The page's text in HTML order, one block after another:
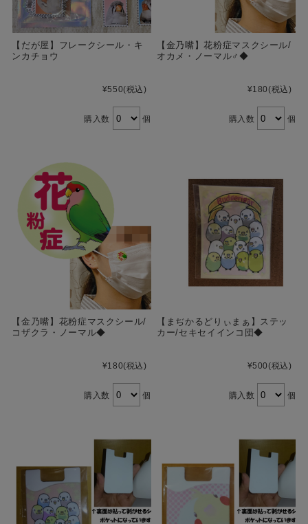
【だが屋】フレークシール・キ
ンカチョウ
¥550(税込)
購入数 個
【金乃嘴】花粉症マスクシール/
オカメ・ノーマル♂◆
¥180(税込)
購入数 個
【金乃嘴】花粉症マスクシール/
コザクラ・ノーマル◆
¥180(税込)
購入数 個
【まぢかるどりぃまぁ】ステッ
カー/セキセイインコ団◆
¥500(税込)
購入数 個